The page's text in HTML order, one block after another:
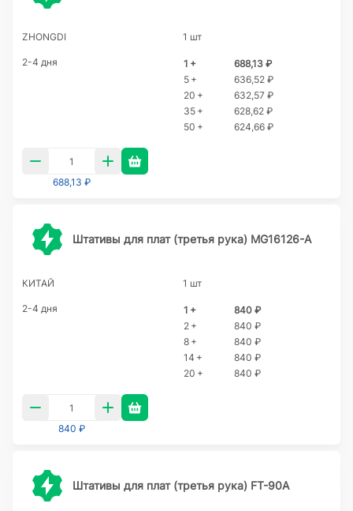
ZHONGDI 1 шт
2-4 дня 1 +
688,13 ₽
5 +
636,52 ₽
20 +
632,57 ₽
35 +
628,62 ₽
50 +
624,66 ₽
688,13 ₽
Штативы для плат (третья рука) MG16126-A
КИТАЙ 1 шт
2-4 дня 1 +
840 ₽
2 +
840 ₽
8 +
840 ₽
14 +
840 ₽
20 +
840 ₽
840 ₽
Штативы для плат (третья рука) FT-90A